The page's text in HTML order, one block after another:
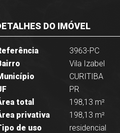
DO IMÓVEL
3963-PC
Vila Izabel
CURITIBA
PR
total
198,13 m²
privativa
198,13 m²
de uso
residencial